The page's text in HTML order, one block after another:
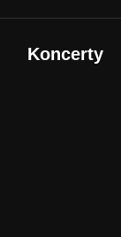
Koncerty